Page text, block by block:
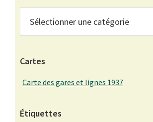
Cartes
Carte des gares et lignes 1937
Étiquettes